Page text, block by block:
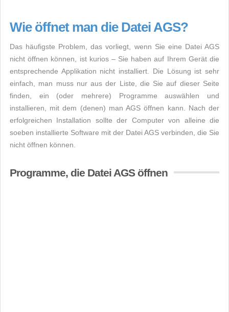
Wie öffnet man die Datei AGS?
Das häufigste Problem, das vorliegt, wenn Sie eine Datei AGS
nicht öffnen können, ist kurios – Sie haben auf Ihrem Gerät die
entsprechende Applikation nicht installiert. Die Lösung ist sehr
einfach, man muss nur aus der Liste, die Sie auf dieser Seite
finden, ein (oder mehrere) Programme auswählen und
installieren, mit dem (denen) man AGS öffnen kann. Nach der
erfolgreichen Installation sollte der Computer von alleine die
soeben installierte Software mit der Datei AGS verbinden, die Sie
nicht öffnen können.
Programme, die Datei AGS öffnen